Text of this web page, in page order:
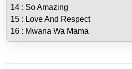
14 : So Amazing
15 : Love And Respect
16 : Mwana Wa Mama